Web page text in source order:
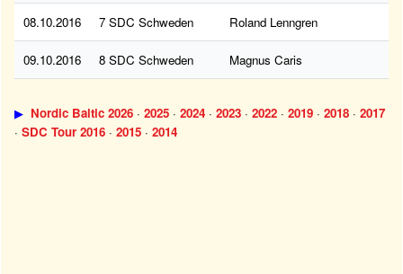
08.10.2016 7 SDC Schweden Roland Lenngren
09.10.2016 8 SDC Schweden Magnus Caris
▶ Nordic Baltic 2026 · 2025 · 2024 · 2023 · 2022 · 2019 · 2018 · 2017
· SDC Tour 2016 · 2015 · 2014